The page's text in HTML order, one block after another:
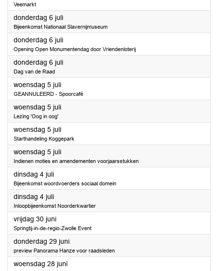
Veemarkt
donderdag 6 juli2023
Bijeenkomst Nationaal Slavernijmuseum
donderdag 6 juli2023
Opening Open Monumentendag door Vriendenloterij
donderdag 6 juli2023
Dag van de Raad
woensdag 5 juli2023
GEANNULEERD - Spoorcafé
woensdag 5 juli2023
Lezing 'Oog in oog'
woensdag 5 juli2023
Starthandeling Koggepark
woensdag 5 juli2023
Indienen moties en amendementen voorjaarsstukken
dinsdag 4 juli2023
Bijeenkomst woordvoerders sociaal domein
dinsdag 4 juli2023
Inloopbijeenkomst Noorderkwartier
vrijdag 30 juni2023
Springtij-in-de-regio-Zwolle Event
donderdag 29 juni2023
preview Panorama Hanze voor raadsleden
woensdag 28 juni2023